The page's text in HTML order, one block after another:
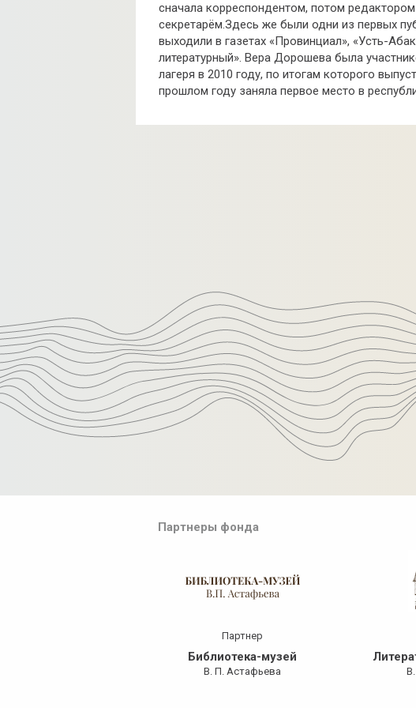
сначала корреспондентом, потом
секретарём.Здесь же были одни из первых
выходили в газетах «Провинциал», «Усть-
литературный». Вера Дорошева была
лагеря в 2010 году, по итогам которого
прошлом году заняла первое место в
Партнеры фонда
Партнер
Библиотека-музей
В. П. Астафьева